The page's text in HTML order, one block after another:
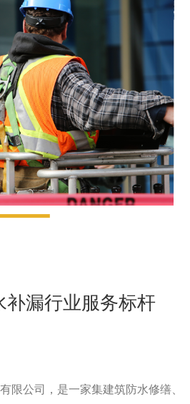
补漏行业服务标杆
公司，是一家集建筑防水修缮、